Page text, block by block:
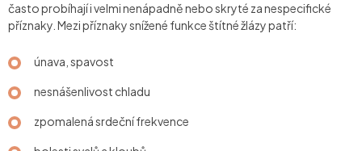
často probíhají i velmi nenápadně nebo skryté za nespecifické
příznaky. Mezi příznaky snížené funkce štítné žlázy patří:
únava, spavost
nesnášenlivost chladu
zpomalená srdeční frekvence